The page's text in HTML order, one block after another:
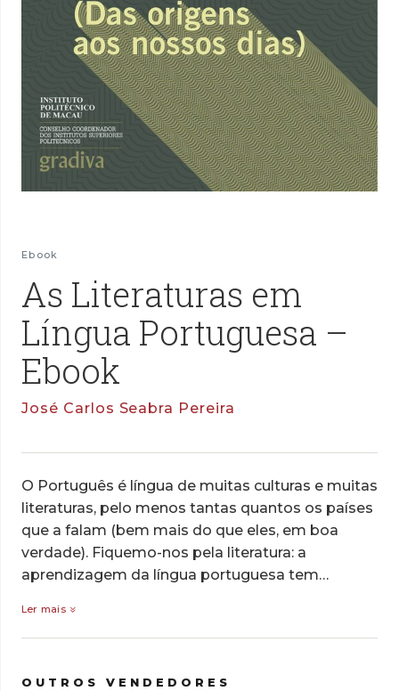
Ebook
As Literaturas em
Língua Portuguesa –
Ebook
José Carlos Seabra Pereira
O Português é língua de muitas culturas e muitas
literaturas, pelo menos tantas quantos os países
que a falam (bem mais do que eles, em boa
verdade). Fiquemo-nos pela literatura: a
aprendizagem da língua portuguesa tem…
Ler mais
OUTROS VENDEDORES